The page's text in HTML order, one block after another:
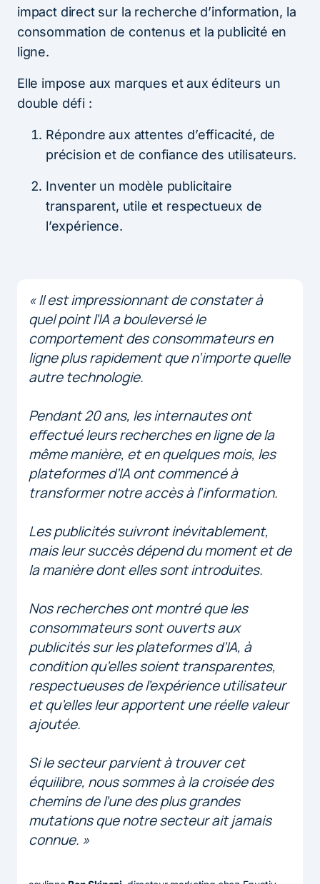
impact direct sur la recherche d’information, la
consommation de contenus et la publicité en
ligne.
Elle impose aux marques et aux éditeurs un
double défi :
Répondre aux attentes d’efficacité, de
précision et de confiance des utilisateurs.
Inventer un modèle publicitaire
transparent, utile et respectueux de
l’expérience.
« Il est impressionnant de constater à
quel point l’IA a bouleversé le
comportement des consommateurs en
ligne plus rapidement que n’importe quelle
autre technologie.
Pendant 20 ans, les internautes ont
effectué leurs recherches en ligne de la
même manière, et en quelques mois, les
plateformes d’IA ont commencé à
transformer notre accès à l’information.
Les publicités suivront inévitablement,
mais leur succès dépend du moment et de
la manière dont elles sont introduites.
Nos recherches ont montré que les
consommateurs sont ouverts aux
publicités sur les plateformes d’IA, à
condition qu’elles soient transparentes,
respectueuses de l’expérience utilisateur
et qu’elles leur apportent une réelle valeur
ajoutée.
Si le secteur parvient à trouver cet
équilibre, nous sommes à la croisée des
chemins de l’une des plus grandes
mutations que notre secteur ait jamais
connue. »